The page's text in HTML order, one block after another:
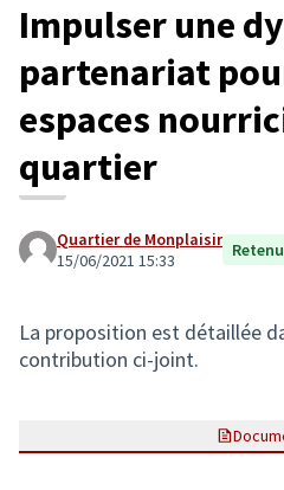
Impulser une
partenariat
espaces
quartier
Quartier de Monplaisir
15/06/2021 15:33
La proposition est détaillée
contribution ci-joint.